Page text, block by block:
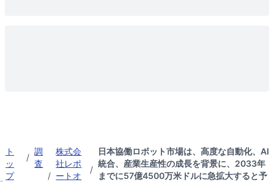
ト
ッ
プ
/
調
査
/
株式会
社レポ
ートオ
/
日本協働ロボット市場は、高度な自動化、AI
統合、産業生産性の成長を背景に、2033年
までに57億4500万米ドルに急拡大すると予